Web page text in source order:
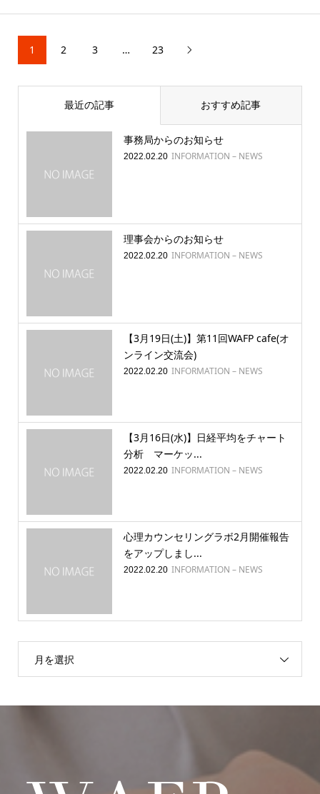
1 2 3 … 23 
最近の記事 おすすめ記事
事務局からのお知らせ
2022.02.20 INFORMATION – NEWS
理事会からのお知らせ
2022.02.20 INFORMATION – NEWS
【3月19日(土)】第11回WAFP cafe(オ
ンライン交流会)
2022.02.20 INFORMATION – NEWS
【3月16日(水)】日経平均をチャート
分析 マーケッ...
2022.02.20 INFORMATION – NEWS
心理カウンセリングラボ2月開催報告
をアップしまし...
2022.02.20 INFORMATION – NEWS
月を選択